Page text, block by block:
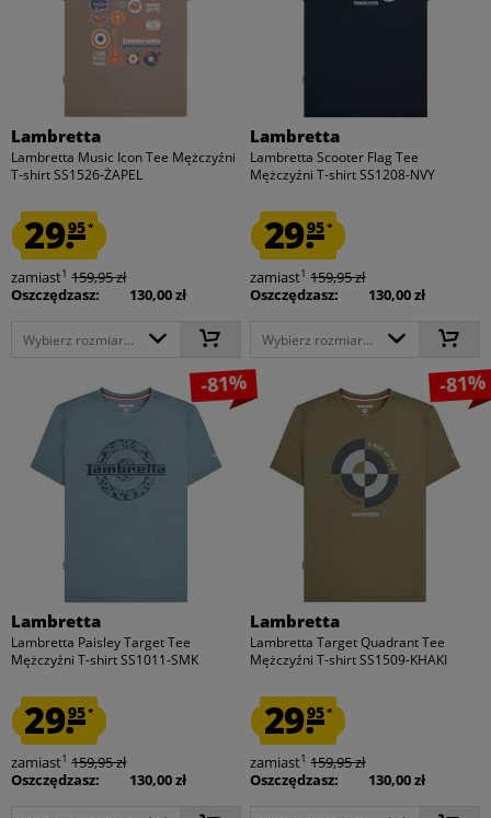
Lambretta
Lambretta Music Icon Tee Mężczyźni
T-shirt SS1526-ŻAPEL
29.95*
zamiast1 159,95 zł
Oszczędzasz:
130,00 zł
Wybierz rozmiar...
Lambretta
Lambretta Scooter Flag Tee
Mężczyźni T-shirt SS1208-NVY
29.95*
zamiast1 159,95 zł
Oszczędzasz:
130,00 zł
Wybierz rozmiar...
-81%
Lambretta
Lambretta Paisley Target Tee
Mężczyźni T-shirt SS1011-SMK
29.95*
zamiast1 159,95 zł
Oszczędzasz:
130,00 zł
-81%
Lambretta
Lambretta Target Quadrant Tee
Mężczyźni T-shirt SS1509-KHAKI
29.95*
zamiast1 159,95 zł
Oszczędzasz:
130,00 zł